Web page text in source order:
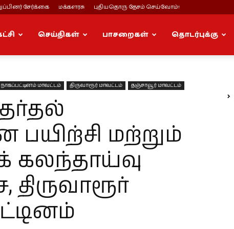
சேர்க்கை மக்களரசு புதியதொரு தேசம் செய்வோம்!
செய்திகள் பாசறைகள் தொடர்புக்கு
நாகப்பட்டினம் மாவட்டம் திருவாரூர் மாவட்டம் தஞ்சாவூர் மாவட்டம்
மற்றும்
கலந்தாய்வு